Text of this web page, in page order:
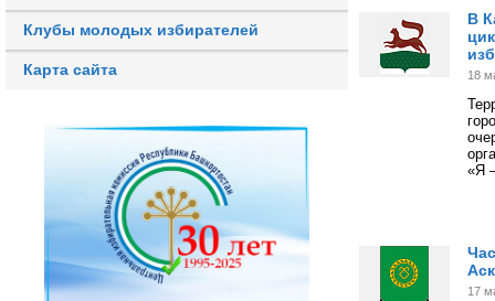
Клубы молодых избирателей
Карта сайта
В
18
«Я
17